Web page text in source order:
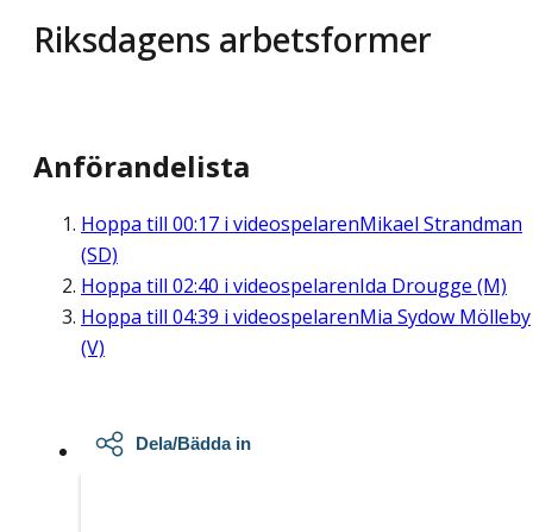
Riksdagens arbetsformer
Anförandelista
Hoppa till 00:17 i videospelarenMikael Strandman
(SD)
Hoppa till 02:40 i videospelarenIda Drougge (M)
Hoppa till 04:39 i videospelarenMia Sydow Mölleby
(V)
Dela/Bädda in